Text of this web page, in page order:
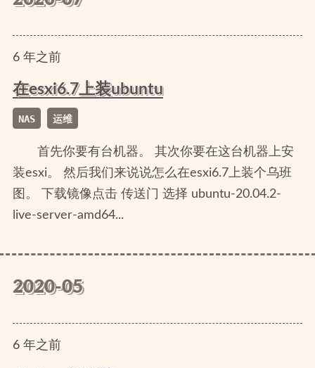
6年之前
在esxi6.7上装ubuntu
NAS 运维
首先你要有台机器。 其次你要在这台机器上安
装esxi。 然后我们来说说怎么在esxi6.7上装个乌班
图。 下载镜像点击 传送门 选择 ubuntu-20.04.2-
live-server-amd64...
2020-05
6年之前